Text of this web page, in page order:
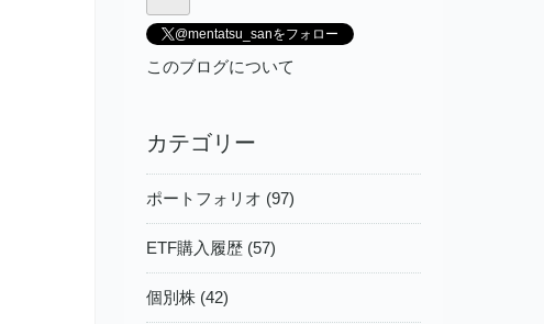
@mentatsu_sanをフォロー
このブログについて
カテゴリー
ポートフォリオ (97)
ETF購入履歴 (57)
個別株 (42)